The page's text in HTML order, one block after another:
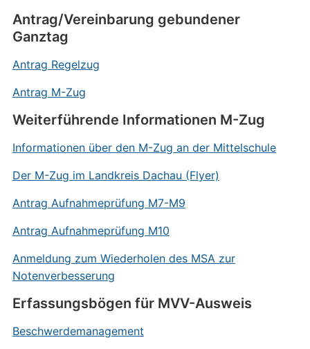
Antrag/Vereinbarung gebundener
Ganztag
Antrag Regelzug
Antrag M-Zug
Weiterführende Informationen M-Zug
Informationen über den M-Zug an der Mittelschule
Der M-Zug im Landkreis Dachau (Flyer)
Antrag Aufnahmeprüfung M7-M9
Antrag Aufnahmeprüfung M10
Anmeldung zum Wiederholen des MSA zur
Notenverbesserung
Erfassungsbögen für MVV-Ausweis
Beschwerdemanagement